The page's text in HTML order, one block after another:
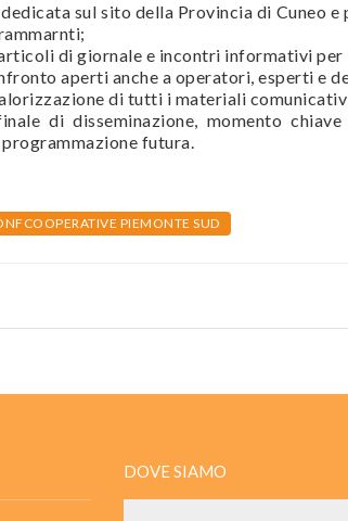
dedicata sul sito della Provincia di Cuneo
di giornale e incontri informativi per
aperti anche a operatori, esperti e
di tutti i materiali
di disseminazione, momento
futura.
PIEMONTE SUD
DOVE SIAMO